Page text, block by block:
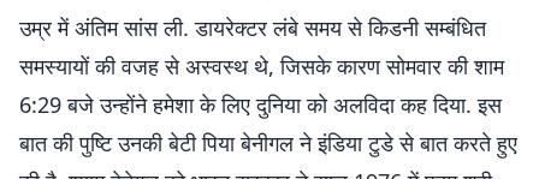
उम्र में अंतिम सांस ली. डायरेक्टर लंबे समय से किडनी सम्बंधित
समस्यायों की वजह से अस्वस्थ थे, जिसके कारण सोमवार की शाम
6:29 बजे उन्होंने हमेशा के लिए दुनिया को अलविदा कह दिया. इस
बात की पुष्टि उनकी बेटी पिया बेनीगल ने इंडिया टुडे से बात करते हुए